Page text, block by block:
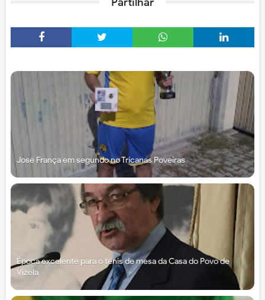
José França em segundo no Tricanas Poveiras
Época excelente para o ténis de mesa da Casa do Povo de
Vizela